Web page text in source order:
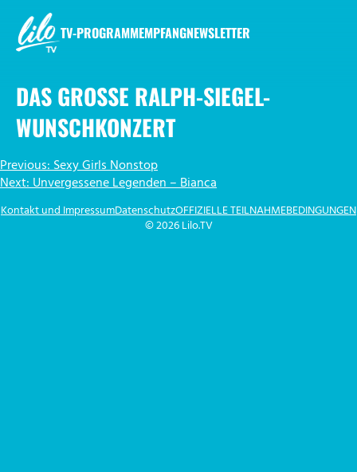
Inhalt
springen
TV-PROGRAMMEMPFANGNEWSLETTER
DAS GROSSE RALPH-SIEGEL-W
UNSCHKONZERT
BEITRAGSNAVIGATION
Previous:Sexy Girls Nonstop
Next:Unvergessene Legenden – Bianca
© 2026 Lilo.TV
Kontakt und ImpressumDatenschutzOFFIZIELLE TEILNAHMEBEDINGUNGEN